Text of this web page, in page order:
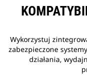
Wykorzystuj
zabezpieczone
działania,